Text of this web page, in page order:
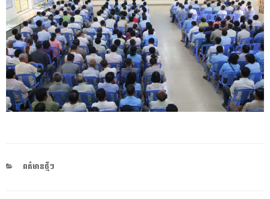
CATEGORIES
ពត៌មានថ្មីៗ